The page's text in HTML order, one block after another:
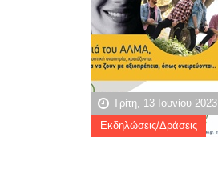
Τρίτη, 13 Ιουνίου 2023
Εκδηλώσεις/Δράσεις